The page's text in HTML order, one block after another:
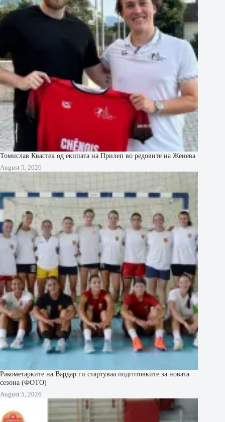
Томислав Квастек од екипата на Прилеп во редовите на Женева
August 5, 2026
Ракометарките на Вардар ги стартуваа подготовките за новата
сезона (ФОТО)
August 5, 2026